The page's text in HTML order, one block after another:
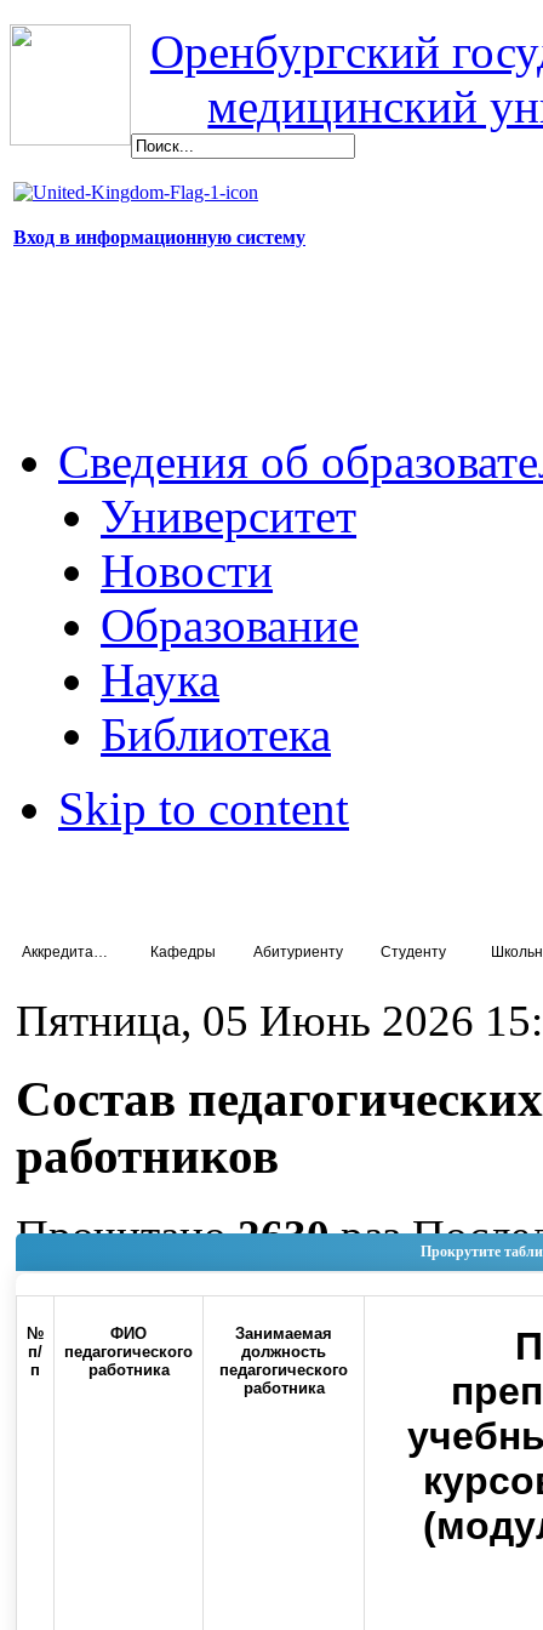
Оренбургский
медицинский
Вход в информационную систему
Сведения об
Университет
Новости
Образование
Наука
Библиотека
Skip to content
Кафедры Абитуриенту Студенту
Пятница, 05 Июнь 2026
Состав педагогических
работников
Прокрутите
№
п/
п
ФИО
педагогического
работника
Занимаемая
должность
педагогического
работника
Прочитано2630раз
изменение Пятница, 05
15:10
Наверх
Контакты